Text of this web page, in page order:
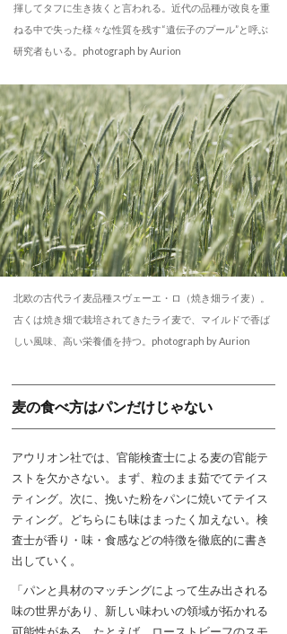
揮してタフに生き抜くと言われる。近代の品種が改良を重
ねる中で失った様々な性質を残す“遺伝子のプール”と呼ぶ
研究者もいる。photograph by Aurion
北欧の古代ライ麦品種スヴェーエ・ロ（焼き畑ライ麦）。
古くは焼き畑で栽培されてきたライ麦で、マイルドで香ば
しい風味、高い栄養価を持つ。photograph by Aurion
麦の食べ方はパンだけじゃない
アウリオン社では、官能検査士による麦の官能テ
ストを欠かさない。まず、粒のまま茹でてテイス
ティング。次に、挽いた粉をパンに焼いてテイス
ティング。どちらにも味はまったく加えない。検
査士が香り・味・食感などの特徴を徹底的に書き
出していく。
「パンと具材のマッチングによって生み出される
味の世界があり、新しい味わいの領域が拓かれる
可能性がある。たとえば、ローストビーフのスモ